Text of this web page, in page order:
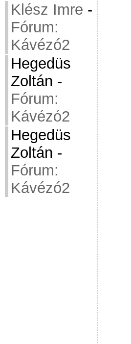
Klész Imre -
Fórum:
Kávézó2
Hegedüs
Zoltán -
Fórum:
Kávézó2
Hegedüs
Zoltán -
Fórum:
Kávézó2